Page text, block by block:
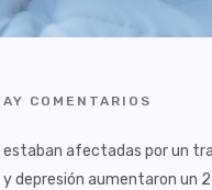
COMENTARIOS
estaban afectadas por un
depresión aumentaron un